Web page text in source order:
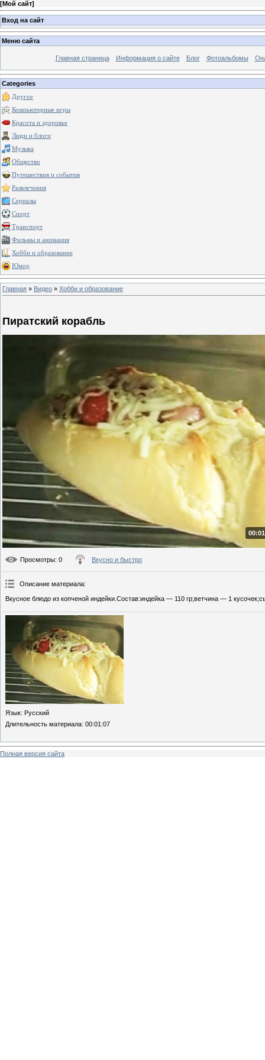
[Мой сайт]
Вход на сайт
Меню сайта
Главная страница Информация о сайте Блог Фотоальбомы
Categories
Другое
Компьютерные игры
Красота и здоровье
Люди и блоги
Музыка
Общество
Путешествия и события
Развлечения
Сериалы
Спорт
Транспорт
Фильмы и анимация
Хобби и образование
Юмор
Главная » Видео » Хобби и образование
Пиратский корабль
Просмотры: 0 Вкусно и быстро
Описание материала:
Вкусное блюдо из копченой индейки.Состав:индейка — 110 гр;ветчина — 1
Язык: Русский
Длительность материала: 00:01:07
Полная версия сайта